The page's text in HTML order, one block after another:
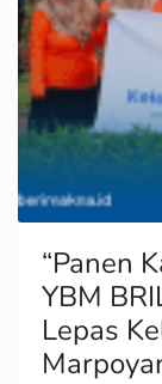
“Panen
YBM
Lepas